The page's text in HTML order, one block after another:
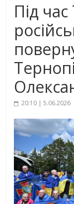
Під
20:10 | 5.06.2026